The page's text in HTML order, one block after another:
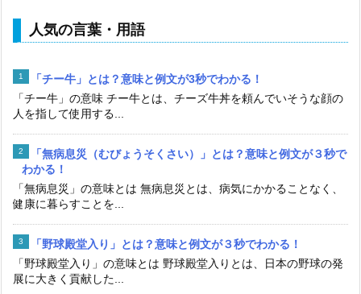
人気の言葉・用語
「チー牛」とは？意味と例文が3秒でわかる！
「チー牛」の意味 チー牛とは、チーズ牛丼を頼んでいそうな顔の
人を指して使用する...
「無病息災（むびょうそくさい）」とは？意味と例文が３秒で
わかる！
「無病息災」の意味とは 無病息災とは、病気にかかることなく、
健康に暮らすことを...
「野球殿堂入り」とは？意味と例文が３秒でわかる！
「野球殿堂入り」の意味とは 野球殿堂入りとは、日本の野球の発
展に大きく貢献した...